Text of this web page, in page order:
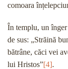
comoara
În templu, un
de sus: „Străină
bătrâne, căci vei
lui Hristos”[4].